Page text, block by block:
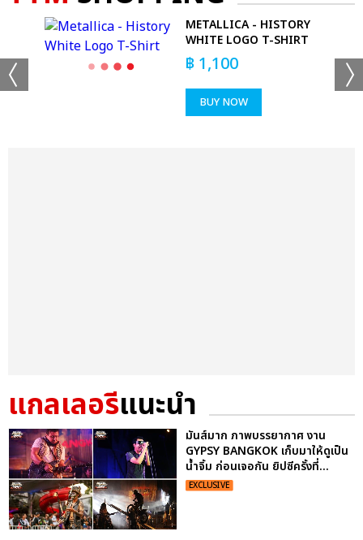
METALLICA - HISTORY
WHITE LOGO T-SHIRT
฿ 1,100
BUY NOW
แกลเลอรีแนะนำ
มันส์มาก ภาพบรรยากาศ งาน
GYPSY BANGKOK เก็บมาให้ดูเป็น
น้ำจิ้ม ก่อนเจอกัน ยิปซีครั้งที่...
EXCLUSIVE